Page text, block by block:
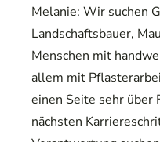
Melanie: Wir suchen
Landschaftsbauer,
Menschen mit
allem mit
einen Seite sehr über
nächsten